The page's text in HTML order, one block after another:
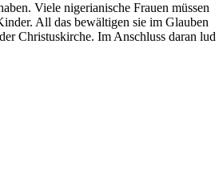
Viele nigerianische Frauen müssen
All das bewältigen sie im Glauben
Christuskirche. Im Anschluss daran lud